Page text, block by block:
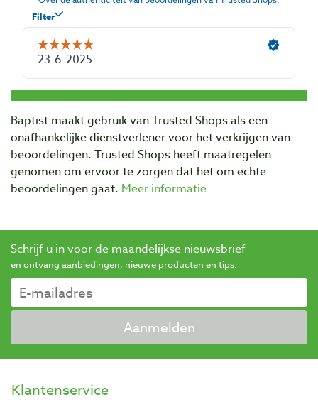
Baptist maakt gebruik van Trusted Shops als een
onafhankelijke dienstverlener voor het verkrijgen van
beoordelingen. Trusted Shops heeft maatregelen
genomen om ervoor te zorgen dat het om echte
beoordelingen gaat. Meer informatie
Schrijf u in voor de maandelijkse nieuwsbrief
en ontvang aanbiedingen, nieuwe producten en tips.
Aanmelden
Klantenservice